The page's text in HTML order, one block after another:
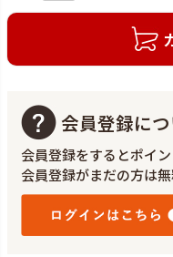
会員登録に
会員登録をするとポイ
会員登録がまだの方は